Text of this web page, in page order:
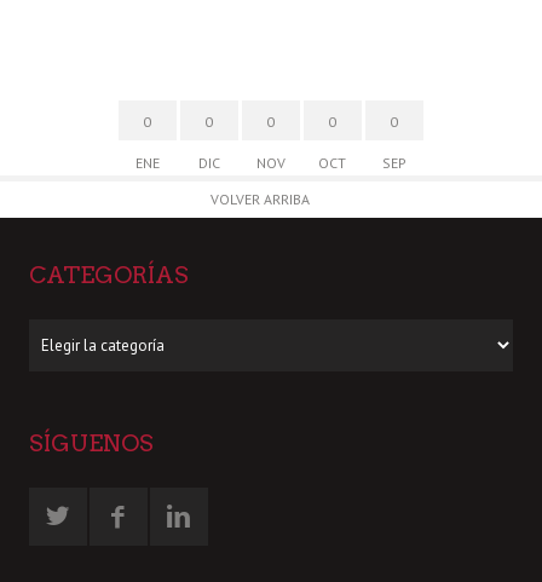
0
ENE
0
DIC
0
NOV
0
OCT
0
SEP
VOLVER ARRIBA
CATEGORÍAS
SÍGUENOS